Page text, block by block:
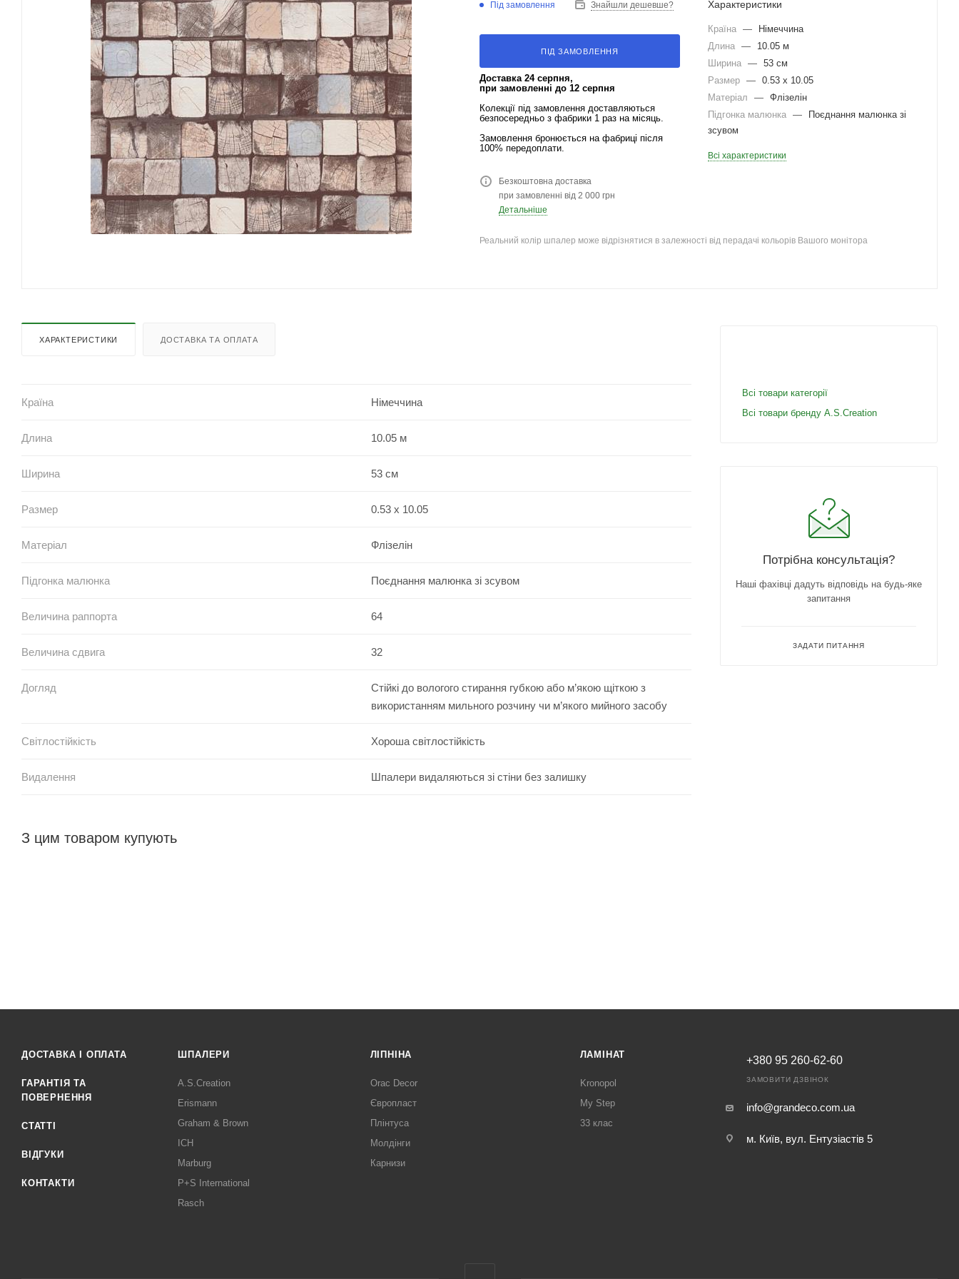
Під замовлення Знайшли дешевше?
ПІД ЗАМОВЛЕННЯ
Доставка 24 серпня,
при замовленні до 12 серпня
Колекції під замовлення доставляються
безпосередньо з фабрики 1 раз на місяць.
Замовлення бронюється на фабриці після
100% передоплати.
Безкоштовна доставка
при замовленні від 2 000 грн
Детальніше
Характеристики
Країна —
Німеччина
Длина —
10.05 м
Ширина — 53 см
Размер — 0.53 x 10.05
Матеріал
— Флізелін
Підгонка малюнка —
Поєднання малюнка зі
зсувом
Всі характеристики
Реальний колір шпалер може відрізнятися в залежності від перадачі кольорів Вашого монітора
ХАРАКТЕРИСТИКИ ДОСТАВКА ТА ОПЛАТА
Країна Німеччина
Длина 10.05 м
Ширина 53 см
Размер 0.53 x 10.05
Матеріал Флізелін
Підгонка малюнка Поєднання малюнка зі зсувом
Величина раппорта 64
Величина сдвига 32
Догляд
Стійкі до вологого стирання губкою або м’якою щіткою з
використанням мильного розчину чи м’якого мийного засобу
Світлостійкість Хороша світлостійкість
Видалення Шпалери видаляються зі стіни без залишку
З цим товаром купують
Всі товари категорії
Всі товари бренду A.S.Creation
Потрібна консультація?
Наші фахівці дадуть відповідь на будь-яке
запитання
ЗАДАТИ ПИТАННЯ
ДОСТАВКА І ОПЛАТА
ГАРАНТІЯ ТА
ПОВЕРНЕННЯ
СТАТТІ
ВІДГУКИ
КОНТАКТИ
ШПАЛЕРИ
A.S.Creation
Erismann
Graham & Brown
ICH
Marburg
P+S International
Rasch
ЛІПНІНА
Orac Decor
Європласт
Плінтуса
Молдінги
Карнизи
ЛАМІНАТ
Kronopol
My Step
33 клас
+380 95 260-62-60
ЗАМОВИТИ ДЗВІНОК
info@grandeco.com.ua
м. Київ, вул. Ентузіастів 5